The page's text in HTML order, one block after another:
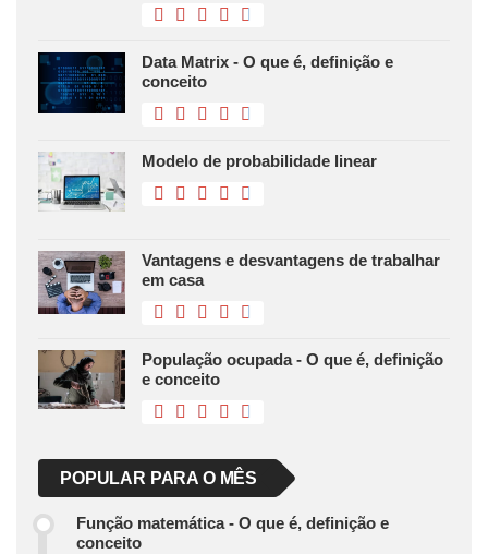
Data Matrix - O que é, definição e
conceito
Modelo de probabilidade linear
Vantagens e desvantagens de trabalhar
em casa
População ocupada - O que é, definição
e conceito
POPULAR PARA O MÊS
Função matemática - O que é, definição e
conceito